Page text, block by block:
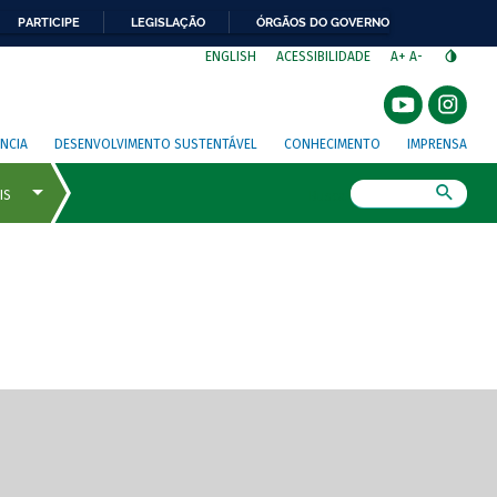
PARTICIPE LEGISLAÇÃO ÓRGÃOS DO GOVERNO
ENGLISH ACESSIBILIDADE A+ A-
DESENVOLVIMENTO SUSTENTÁVEL CONHECIMENTO IMPRENSA
de tela